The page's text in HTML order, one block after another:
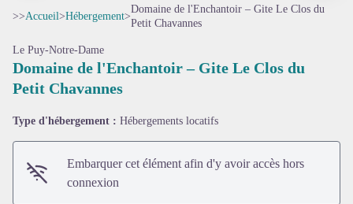
>>Accueil>Hébergement>
Domaine de l'Enchantoir – Gite Le Clos du
Petit Chavannes
Le Puy-Notre-Dame
Domaine de l'Enchantoir – Gite Le Clos du
Petit Chavannes
Type d'hébergement : Hébergements locatifs
Embarquer cet élément afin d'y avoir accès hors
connexion